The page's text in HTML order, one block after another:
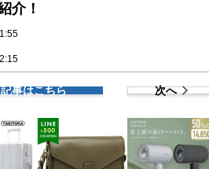
介！
記事はこちら 次へ